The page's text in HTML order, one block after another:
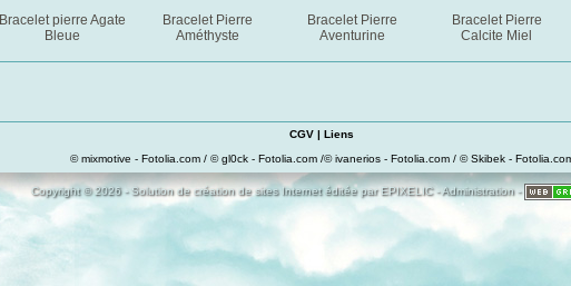
Bracelet pierre Agate
Bleue
Bracelet Pierre
Améthyste
Bracelet Pierre
Aventurine
Bracelet Pierre
Calcite Miel
CGV | Liens
© mixmotive - Fotolia.com / © gl0ck - Fotolia.com /© ivanerios - Fotolia.com / © Skibek -
Copyright © 2026 - Solution de création de sites Internet éditée par EPIXELIC- Administration-